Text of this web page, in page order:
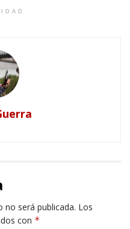
no será publicada. Los
con *